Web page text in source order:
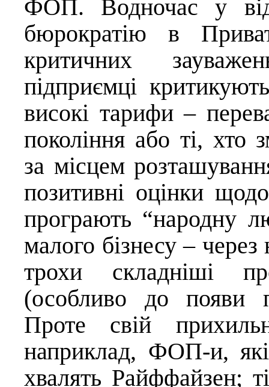
ФОП. Водночас у
бюрократію в
критичних
підприємці
високі тарифи –
покоління або ті, хто
за місцем
позитивні оцінки
програють “народну
малого бізнесу – через
трохи складніші
(особливо до появи
Проте свій
наприклад, ФОП-и, які
хвалять Райффайзен;